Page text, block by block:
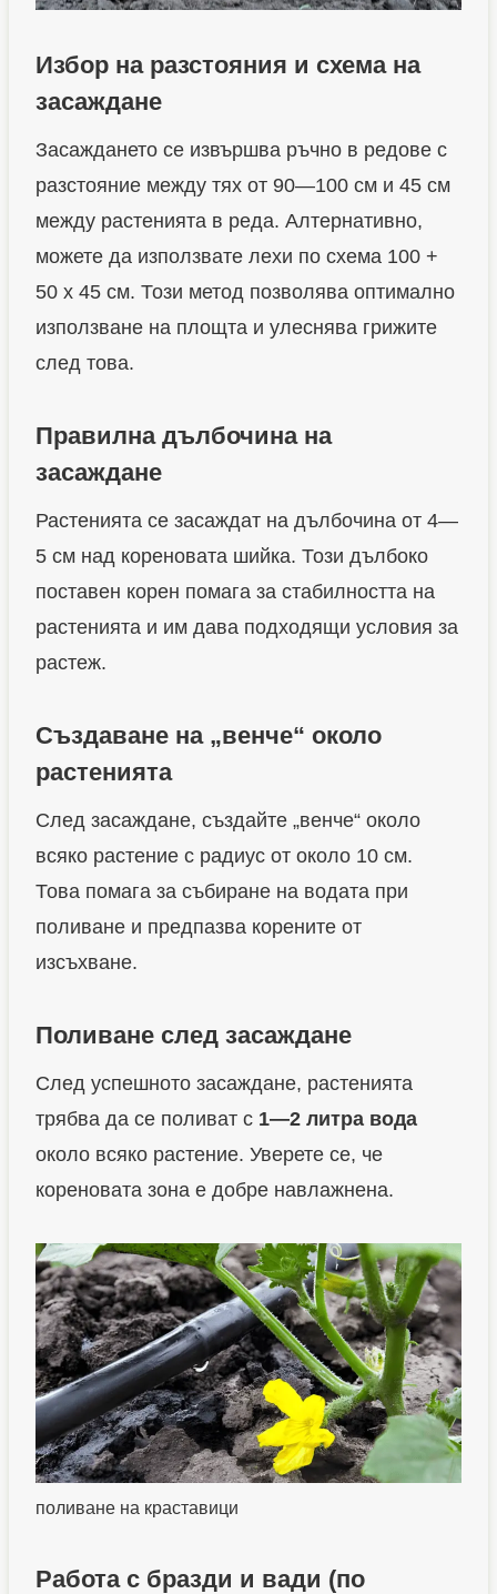
Избор на разстояния и схемана
засаждане
Засаждането се извършва ръчно в редове с
разстояние между тях от 90—100 см и 45 см
между растенията в реда. Алтернативно,
можете да използвате лехи по схема 100 +
50 х 45 см. Този метод позволява оптимално
използване на площта и улеснява грижите
след това.
Правилна дълбочина на
засаждане
Растенията се засаждат на дълбочина от 4—
5 см над кореновата шийка. Този дълбоко
поставен корен помага за стабилността на
растенията и им дава подходящи условия за
растеж.
Създаване на „венче“ около
растенията
След засаждане, създайте „венче“ около
всяко растение с радиус от около 10 см.
Това помага за събиране на водата при
поливане и предпазва корените от
изсъхване.
Поливане след засаждане
След успешното засаждане, растенията
трябва да се поливат с 1—2 литра вода
около всяко растение. Уверете се, че
кореновата зона е добре навлажнена.
поливане на краставици
Работа с бразди и вади (по